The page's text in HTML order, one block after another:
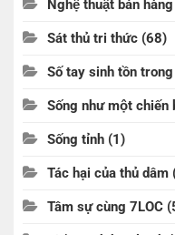
Nghệ thuật bán hàng
Sát thủ tri thức (68)
Số tay sinh tồn
Sống như một chiến
Sống tỉnh (1)
Tác hại của thủ dâm
Tâm sự cùng 7LOC